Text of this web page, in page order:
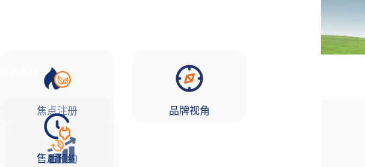
售后预约
焦点注册 品牌视角